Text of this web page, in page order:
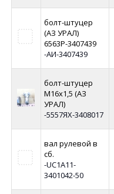
болт-штуцер
(АЗ УРАЛ)
6563Р-3407439
-АИ-3407439
болт-штуцер
М16х1,5 (АЗ
УРАЛ)
-5557ЯХ-3408017
вал рулевой в
сб.
-UC1A11-
3401042-50